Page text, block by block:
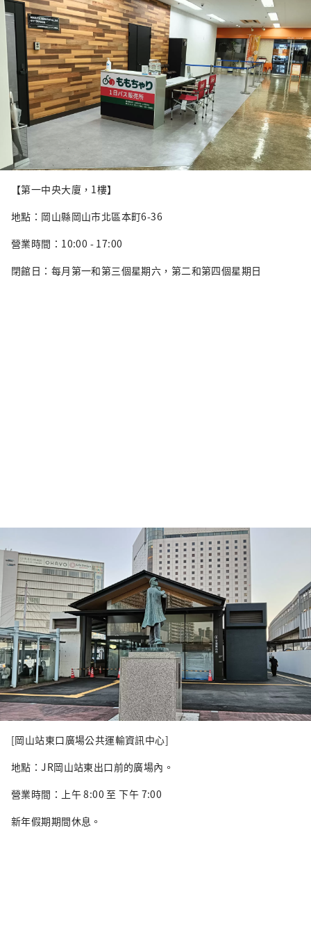
【第一中央大廈，1樓】
地點：岡山縣岡山市北區本町6-36
營業時間：10:00 - 17:00
閉館日：每月第一和第三個星期六，第二和第四個星期日
[岡山站東口廣場公共運輸資訊中心]
地點：JR岡山站東出口前的廣場內。
營業時間：上午 8:00 至 下午 7:00
新年假期期間休息。